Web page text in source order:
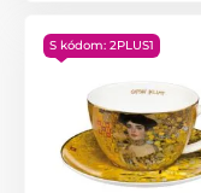
S kódom: 2PLUS1